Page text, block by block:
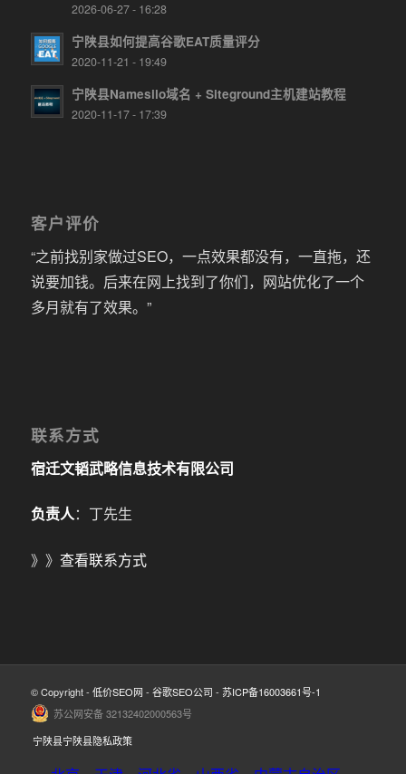
2026-06-27 - 16:28
宁陕县如何提高谷歌EAT质量评分
2020-11-21 - 19:49
宁陕县Namesilo域名 + Siteground主机建站教程
2020-11-17 - 17:39
客户评价
“之前找别家做过SEO，一点效果都没有，一直拖，还
说要加钱。后来在网上找到了你们，网站优化了一个
多月就有了效果。”
联系方式
宿迁文韬武略信息技术有限公司
负责人：丁先生
》》 查看联系方式
© Copyright - 低价SEO网 - 谷歌SEO公司 - 苏ICP备16003661号-1
苏公网安备 32132402000563号
宁陕县宁陕县隐私政策